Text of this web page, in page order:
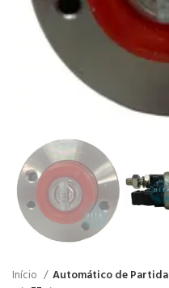
Início Automático de Partida